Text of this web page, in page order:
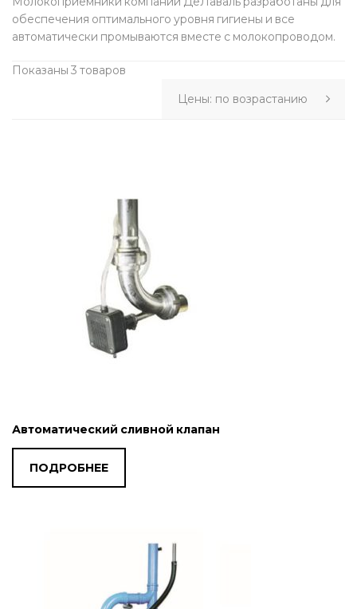
обеспечения оптимального уровня гигиены и все
автоматически промываются вместе с молокопроводом.
Показаны 3 товаров
Автоматический сливной клапан
ПОДРОБНЕЕ